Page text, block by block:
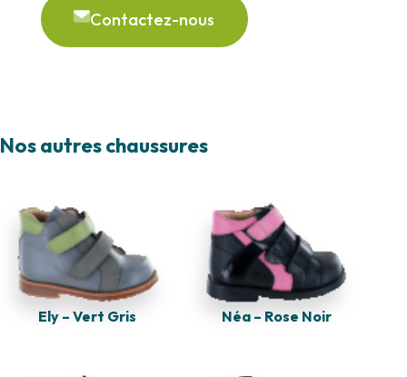
Contactez-nous
Nos autres chaussures
Ely – Vert Gris Néa – Rose Noir